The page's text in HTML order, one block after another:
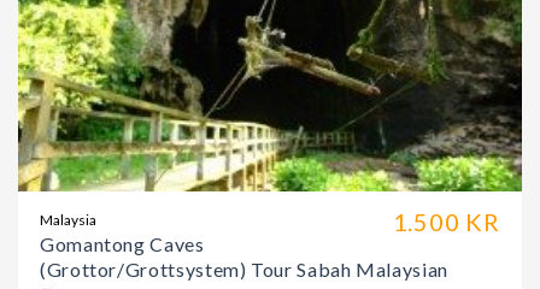
1.500 KR
Malaysia
Gomantong Caves
(Grottor/Grottsystem) Tour Sabah Malaysian